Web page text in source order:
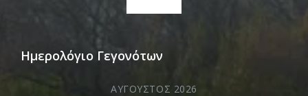
Ημερολόγιο Γεγονότων
ΑΎΓΟΥΣΤΟΣ 2026